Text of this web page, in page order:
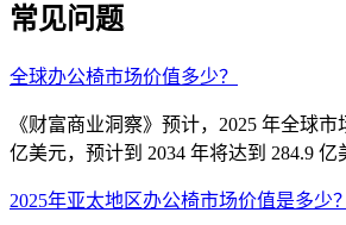
常见问题
全球办公椅市场价值多少？
《财富商业洞察》预计，2025 年全球市
亿美元，预计到 2034 年将达到 284.9 亿
2025年亚太地区办公椅市场价值是多少？